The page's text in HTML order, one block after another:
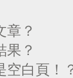
章？
果？
空白頁！